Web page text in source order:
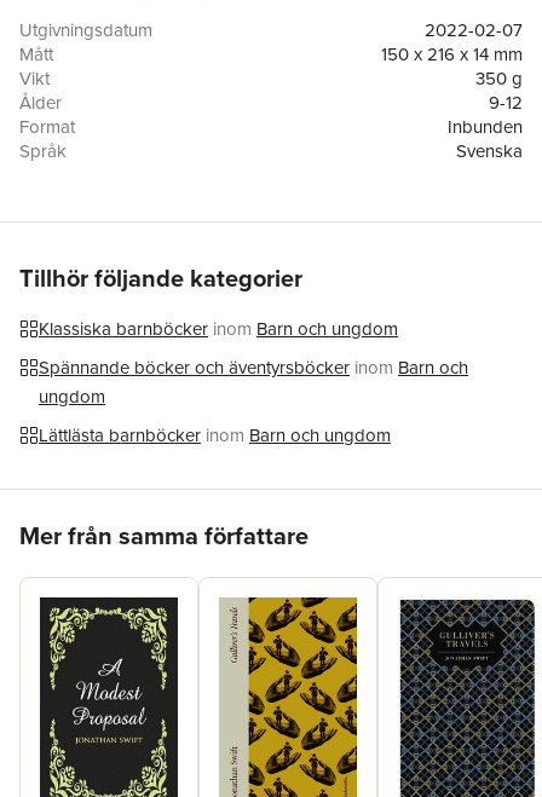
Maj Bylocks lättlästbearbetade klassiker fortsätter väcka läslust.
Nu har de fått nya omslag och nya, häftiga illustrationer. I den
här versionen av Gullivers resor ingår två av de berättelser som
finns med i originalet – resan till lilliputtarnas land och resan till
jättarnas land.
Utgivningsdatum
2022-02-07
Mått
150 x 216 x 14 mm
Vikt
350 g
Ålder
9-12
Format
Inbunden
Språk
Svenska
Antal sidor
109
Förlag
Medarbetare
ISBN
Originaltitel
Gulliver's Travels
Tillhör följande kategorier
Klassiska barnböcker inom Barn och ungdom
Spännande böcker och äventyrsböcker inom Barn och
ungdom
Lättlästa barnböcker inom Barn och ungdom
Mer från samma författare